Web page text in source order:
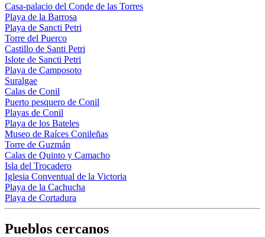
Casa-palacio del Conde de las Torres
Playa de la Barrosa
Playa de Sancti Petri
Torre del Puerco
Castillo de Santi Petri
Islote de Sancti Petri
Playa de Camposoto
Suralgae
Calas de Conil
Puerto pesquero de Conil
Playas de Conil
Playa de los Bateles
Museo de Raíces Conileñas
Torre de Guzmán
Calas de Quinto y Camacho
Isla del Trocadero
Iglesia Conventual de la Victoria
Playa de la Cachucha
Playa de Cortadura
Pueblos cercanos